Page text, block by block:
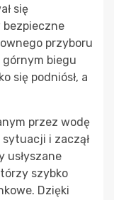
się
przyboru
biegu
się podniósł, a
przez wodę
sytuacji i zaczął
usłyszane
szybko
Dzięki